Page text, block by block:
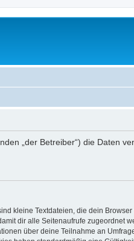
„der Betreiber“) die Daten
kleine Textdateien, die dein
dir alle Seitenaufrufe zugeordnet
über deine Teilnahme an